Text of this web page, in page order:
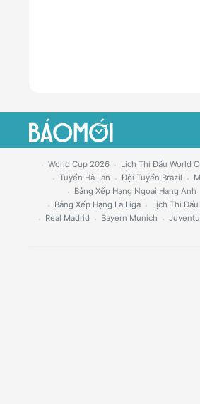
World Cup 2026 Lịch Thi Đấu World
Tuyển Hà Lan
Đội Tuyển Brazil
Bảng Xếp Hạng Ngoại Hạng Anh
Bảng Xếp Hạng La Liga
Lịch Thi Đấu
Real Madrid
Bayern Munich